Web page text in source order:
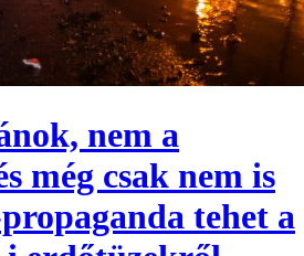
nem a
még csak nem is
tehet a